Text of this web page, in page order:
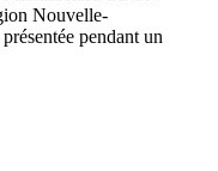
Nouvelle-
pendant un